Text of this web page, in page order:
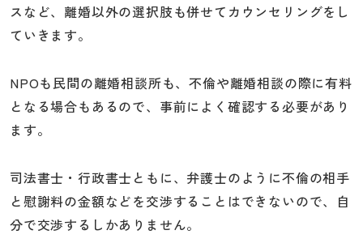
スなど、離婚以外の選択肢も併せてカウンセリングをし
ていきます。
NPOも民間の離婚相談所も、不倫や離婚相談の際に有料
となる場合もあるので、事前によく確認する必要があり
ます。
司法書士・行政書士ともに、弁護士のように不倫の相手
と慰謝料の金額などを交渉することはできないので、自
分で交渉するしかありません。